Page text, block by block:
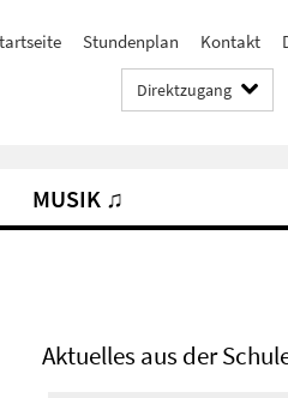
Stundenplan Kontakt
Direktzugang
MUSIK ♫
Aktuelles aus der